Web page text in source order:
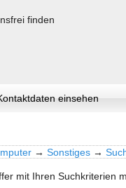
einsehen
→ Sonstiges →
mit Ihren Suchkriterien